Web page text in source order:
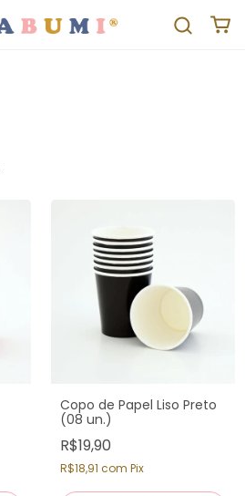
Copo de Papel Liso Preto
(08 un.)
R$19,90
R$18,91 com Pix